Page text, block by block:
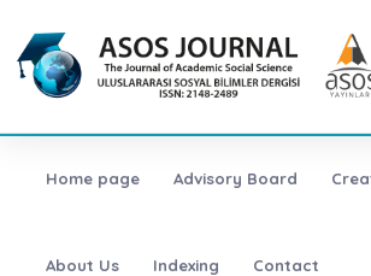
Home page Advisory Board
About Us Indexing Contact